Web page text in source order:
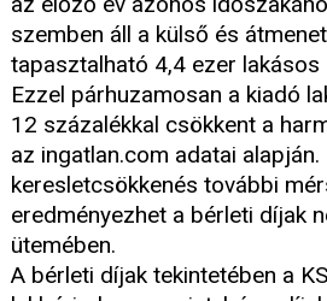
szemben áll a külső és
tapasztalható 4,4 ezer lakásos
Ezzel párhuzamosan a kiadó
12 százalékkal csökkent a
az ingatlan.com adatai alapján.
keresletcsökkenés további
eredményezhet a bérleti díjak
ütemében.
A bérleti díjak tekintetében a